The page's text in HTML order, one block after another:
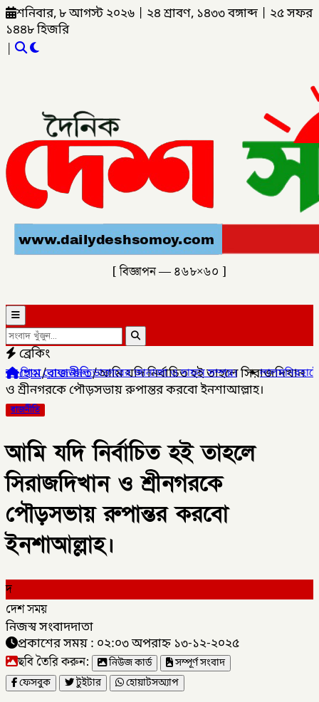
শনিবার, ৮ আগস্ট ২০২৬ ২৪ শ্রাবণ, ১৪৩৩ বঙ্গাব্দ
২৫ সফর
১৪৪৮ হিজরি
|
[ বিজ্ঞাপন — ৪৬৮×৬০ ]
ব্রেকিং
জানাজা ও দাফন সম্পন্ন।✦লালমনিরহাটের ৫ উপজেলার ৪টিতে
হোম/রাজনীতি/আমি যদি নির্বাচিত হই তাহলে সিরাজদিখান
ও শ্রীনগরকে পৌড়সভায় রুপান্তর করবো ইনশাআল্লাহ।
রাজনীতি
আমি যদি নির্বাচিত হই তাহলে
সিরাজদিখান ও শ্রীনগরকে
পৌড়সভায় রুপান্তর করবো
ইনশাআল্লাহ।
দ
দেশ সময়
নিজস্ব সংবাদদাতা
প্রকাশের সময় : ০২:০৩ অপরাহ্ন ১৩-১২-২০২৫
ছবি তৈরি করুন: নিউজ কার্ড
সম্পূর্ণ সংবাদ
ফেসবুক
টুইটার হোয়াটসঅ্যাপ